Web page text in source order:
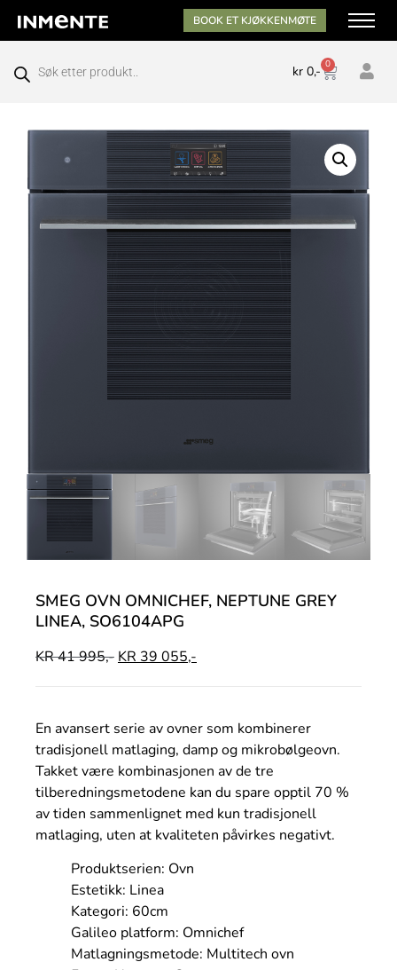
BOOK ET KJØKKENMØTE
kr0,- 0
SMEG OVN OMNICHEF, NEPTUNE GREY
LINEA, SO6104APG
KR41 995,- KR 39 055,-
En avansert serie av ovner som kombinerer
tradisjonell matlaging, damp og mikrobølgeovn.
Takket være kombinasjonen av de tre
tilberedningsmetodene kan du spare opptil 70 %
av tiden sammenlignet med kun tradisjonell
matlaging, uten at kvaliteten påvirkes negativt.
Produktserien: Ovn
Estetikk: Linea
Kategori: 60cm
Galileo platform: Omnichef
Matlagningsmetode: Multitech ovn